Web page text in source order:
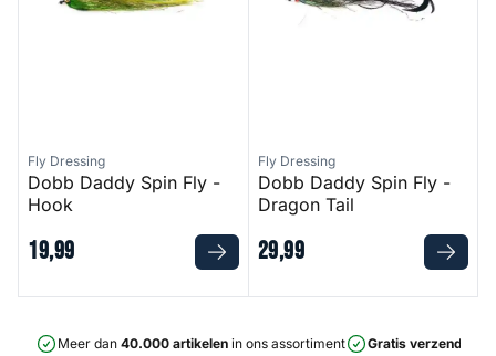
Fly Dressing
Dobb Daddy Spin Fly -
Hook
19,99
Fly Dressing
Dobb Daddy Spin Fly -
Dragon Tail
29,99
Meer dan 40.000 artikelen in ons assortiment Gratis verzending